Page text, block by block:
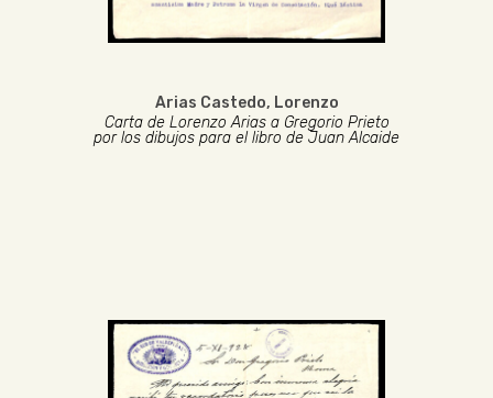
Arias Castedo, Lorenzo
Carta de Lorenzo Arias a Gregorio Prieto
por los dibujos para el libro de Juan Alcaide